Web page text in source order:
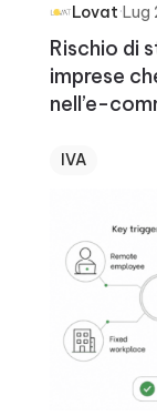
Lovat·Lug
Rischio di
imprese
nell’e-
IVA